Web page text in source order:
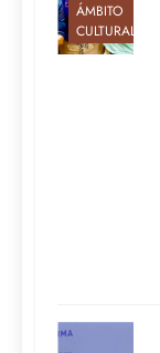
ÁMBITO
CULTURAL